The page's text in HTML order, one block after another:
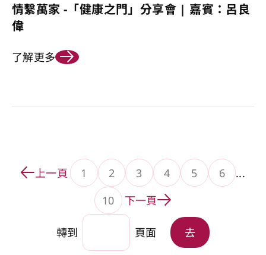
情繫萬家 -「健康之門」分享會 | 嘉賓：呂良
偉
了解更多
上一頁 1
轉到頁面
2
轉到頁面
3
轉到頁面
4
轉到頁面
5
轉到頁面
6 ...
轉到頁面
10 下一頁
轉到 頁面 去